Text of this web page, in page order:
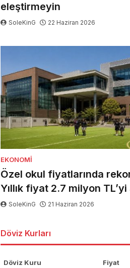
eleştirmeyin
SoleKinG 22 Haziran 2026
EKONOMI
Özel okul fiyatlarında
Yıllık fiyat 2.7 milyon TL’yi
SoleKinG 21 Haziran 2026
Döviz Kurları
Döviz Kuru Fiyat